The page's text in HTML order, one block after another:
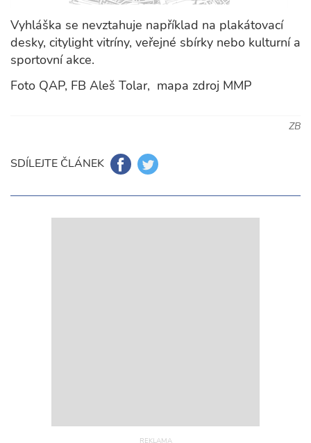
Vyhláška se nevztahuje například na plakátovací
desky, citylight vitríny, veřejné sbírky nebo kulturní a
sportovní akce.
Foto QAP, FB Aleš Tolar, mapa zdroj MMP
ZB
SDÍLEJTE ČLÁNEK